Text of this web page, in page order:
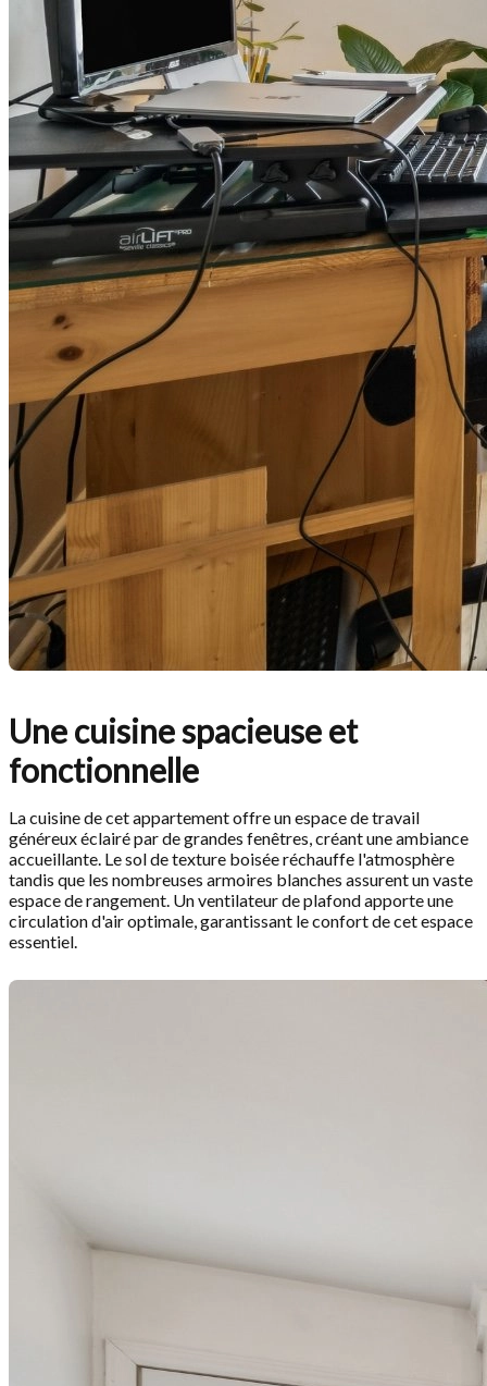
Une cuisine spacieuse et
fonctionnelle
La cuisine de cet appartement offre un espace de travail
généreux éclairé par de grandes fenêtres, créant une ambiance
accueillante. Le sol de texture boisée réchauffe l'atmosphère
tandis que les nombreuses armoires blanches assurent un vaste
espace de rangement. Un ventilateur de plafond apporte une
circulation d'air optimale, garantissant le confort de cet espace
essentiel.